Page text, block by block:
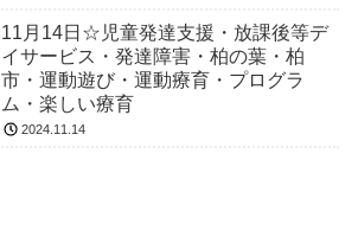
11月14日☆児童発達支援・放課後等デ
イサービス・発達障害・柏の葉・柏
市・運動遊び・運動療育・プログラ
ム・楽しい療育
2024.11.14